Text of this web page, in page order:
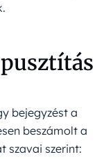
bejegyzést a
beszámolt a
szavai szerint: